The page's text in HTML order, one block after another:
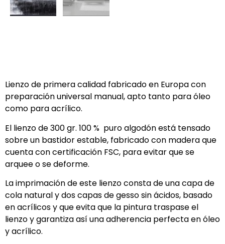
Lienzo de primera calidad fabricado en Europa con
preparación universal manual, apto tanto para óleo
como para acrílico.
El lienzo de 300 gr. 100 % puro algodón está tensado
sobre un bastidor estable, fabricado con madera que
cuenta con certificación FSC, para evitar que se
arquee o se deforme.
La imprimación de este lienzo consta de una capa de
cola natural y dos capas de gesso sin ácidos, basado
en acrílicos y que evita que la pintura traspase el
lienzo y garantiza así una adherencia perfecta en óleo
y acrílico.